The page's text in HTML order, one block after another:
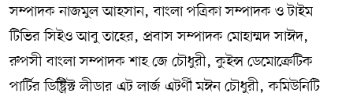
সম্পাদক নাজমুল আহসান, বাংলা পত্রিকা সম্পাদক ও টাইম
টিভির সিইও আবু তাহের, প্রবাস সম্পাদক মোহাম্মদ সাঈদ,
রুপসী বাংলা সম্পাদক শাহ জে চৌধুরী, কুইন্স ডেমােক্রেটিক
পার্টির ডিষ্ট্রিক্ট লীডার এট লার্জ এটর্ণী মঈন চৌধুরী, কমিউনিটি